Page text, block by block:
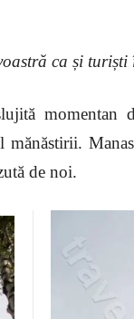
ca și
de noi.